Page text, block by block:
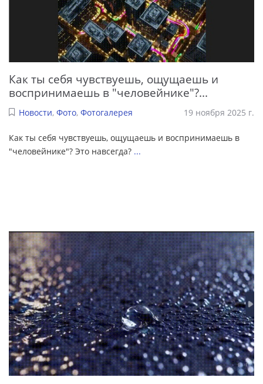
Как ты себя чувствуешь, ощущаешь и
воспринимаешь в "человейнике"?...
Новости, Фото, Фотогалерея 19 ноября 2025 г.
Как ты себя чувствуешь, ощущаешь и воспринимаешь в
"человейнике"? Это навсегда? ...